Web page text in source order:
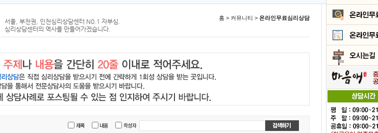
서울, 부천권, 인천심리상담센터 N0.1 자부심.
심리상담센터의 역사를 만들어가겠습니다.
홈 > 커뮤니티 > 온라인무료심리상담